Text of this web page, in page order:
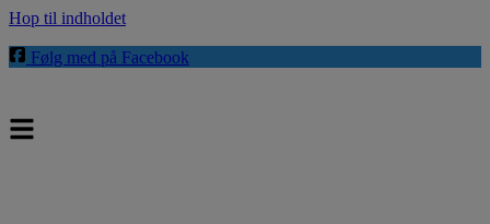
Hop til indholdet
Følg med på Facebook